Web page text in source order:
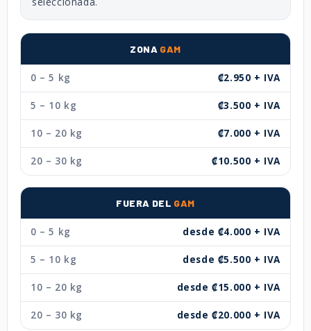
ZONA GAM
0 – 5 kg ₡2.950 + IVA
5 – 10 kg ₡3.500 + IVA
10 – 20 kg ₡7.000 + IVA
20 – 30 kg ₡10.500 + IVA
FUERA DEL GAM
0 – 5 kg desde ₡4.000 + IVA
5 – 10 kg desde ₡5.500 + IVA
10 – 20 kg desde ₡15.000 + IVA
20 – 30 kg desde ₡20.000 + IVA